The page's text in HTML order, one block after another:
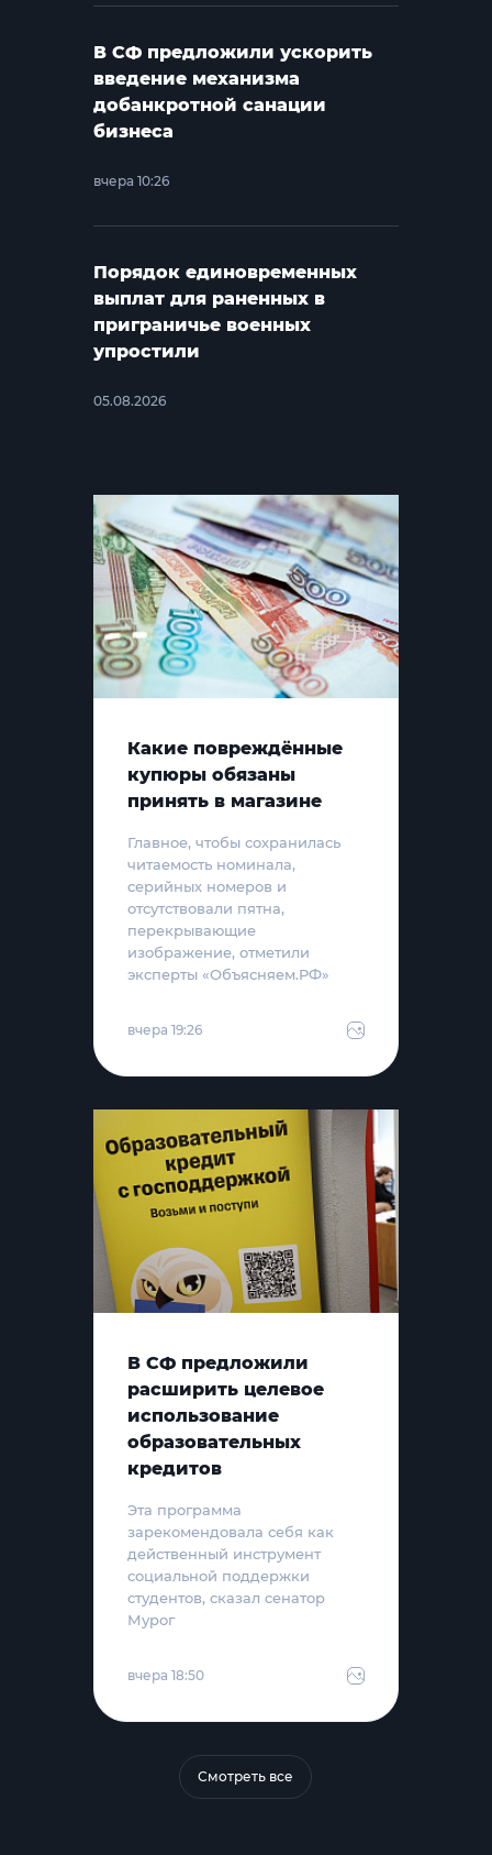
В СФ предложили ускорить
введение механизма
добанкротной санации
бизнеса
вчера 10:26
Порядок единовременных
выплат для раненных в
приграничье военных
упростили
05.08.2026
Какие повреждённые
купюры обязаны
принять в магазине
Главное, чтобы сохранилась
читаемость номинала,
серийных номеров и
отсутствовали пятна,
перекрывающие
изображение, отметили
эксперты «Объясняем.РФ»
вчера 19:26
В СФ предложили
расширить целевое
использование
образовательных
кредитов
Эта программа
зарекомендовала себя как
действенный инструмент
социальной поддержки
студентов, сказал сенатор
Мурог
вчера 18:50
Смотреть все